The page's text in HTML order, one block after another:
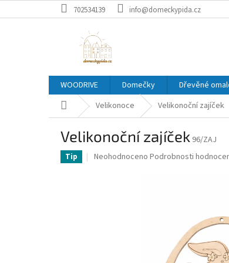
na
702534139 info@domeckypida.cz
WOODRIVE Domečky Dřevěné
Domů Velikonoce Velikonoční zajíček
Velikonoční zajíček 96/ZAJ
Tip
Průměrné
Neohodnoceno Podrobnosti